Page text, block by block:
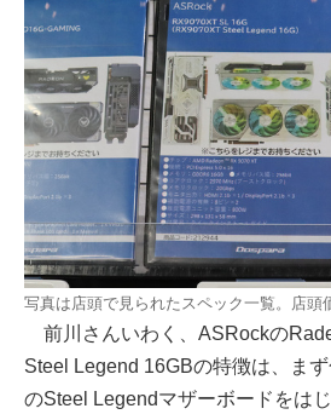
写真は店頭で見られたスペック一覧。店頭
前川さんいわく、ASRockの
Steel Legend 16GBの特徴は、ま
のSteel Legendマザーボードをは